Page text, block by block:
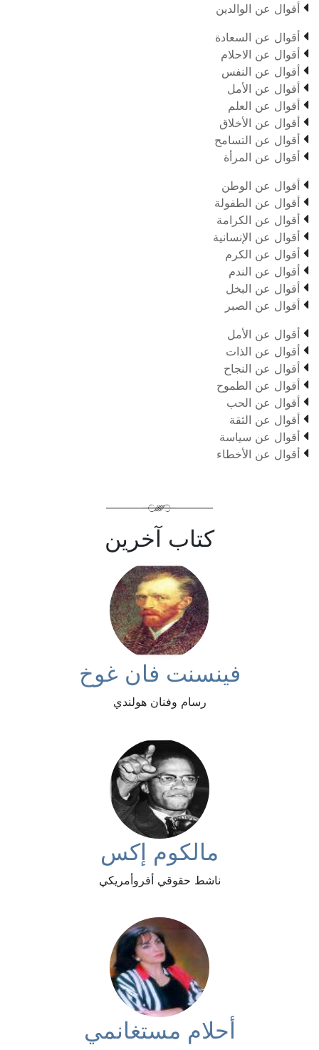
 أقوال عن الوالدين
 أقوال عن السعادة
 أقوال عن الاحلام
 أقوال عن النفس
 أقوال عن الأمل
 أقوال عن العلم
 أقوال عن الأخلاق
 أقوال عن التسامح
 أقوال عن المرأة
 أقوال عن الوطن
 أقوال عن الطفولة
 أقوال عن الكرامة
 أقوال عن الإنسانية
 أقوال عن الكرم
 أقوال عن الندم
 أقوال عن البخل
 أقوال عن الصبر
 أقوال عن الأمل
 أقوال عن الذات
 أقوال عن النجاح
 أقوال عن الطموح
 أقوال عن الحب
 أقوال عن الثقة
 أقوال عن سياسة
 أقوال عن الأخطاء
كتاب آخرين
فينسنت فان غوخ
رسام وفنان هولندي
مالكوم إكس
ناشط حقوقي أفروأمريكي
أحلام مستغانمي